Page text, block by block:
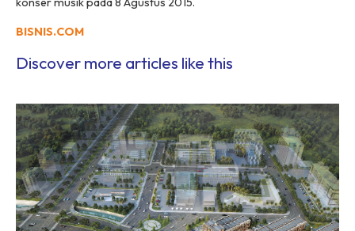
BISNIS.COM
Discover more articles like this